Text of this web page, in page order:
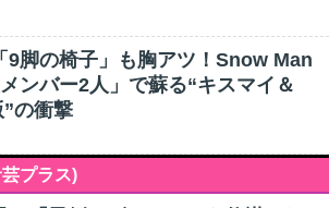
9脚の椅子」も胸アツ！Snow Man
ンバー2人」で蘇る“キスマイ＆
の衝撃
プラス)